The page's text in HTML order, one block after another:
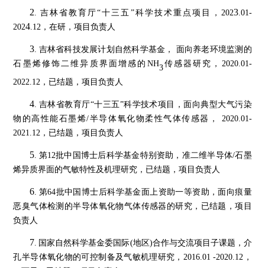
2 吉林省教育厅“十三五”科学技术重点项目， 2023.01-
2024 .12，在研 ，项目负责人
3 吉林省科技发展计划自然科学基金，
面向养老环境监测的
石墨烯修饰二维异质界面增感的 NH3传感器研究， 2020.01-
2022.12， 已结题 ，项目负责人
4 吉林省教育厅“十三五”科学技术项目，面向典型大气污染
物的高性能石墨烯/半导体氧化物柔性气体传感器， 2020.01-
2021.12， 已结题 ，项目负责人
5 第12批中国博士后科学基金特别资助，准二维半导体/石墨
烯异质界面的气敏特性及机理研究， 已结题 ，项目负责人
6 第64批中国博士后科学基金面上资助一等资助，面向痕量
恶臭气体检测的半导体氧化物气体传感器的研究， 已结题 ，项目
负责人
7 国家自然科学基金委国际(地区)合作与交流项目子课题，介
孔半导体氧化物的可控制备及气敏机理研究，2016.01 -2020.12，